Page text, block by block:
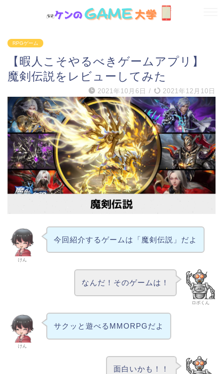
RPGゲーム
【暇人こそやるべきゲームアプリ】
魔剣伝説をレビューしてみた
2021年10月6日 / 2021年12月10日
けん
今回紹介するゲームは「魔剣伝説」だよ
ロボくん
なんだ！そのゲームは！
けん
サクッと遊べるMMORPGだよ
面白いかも！！